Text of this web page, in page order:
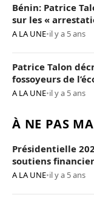
Bénin: Patrice
sur les «
A LA UNE•il y a 5 ans
Patrice Talon
fossoyeurs de
A LA UNE•il y a 5 ans
À NE PAS
Présidentielle
soutiens
A LA UNE•il y a 5 ans